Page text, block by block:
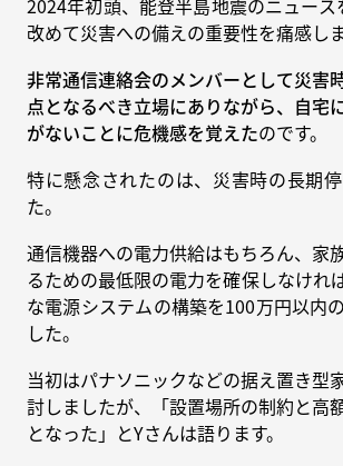
改めて災害への備えの重要性を痛感し
非常通信連絡会のメンバーとして災害
点となるべき立場にありながら、自宅
がないことに危機感を覚えたのです。
特に懸念されたのは、災害時の長期
た。
通信機器への電力供給はもちろん、家
るための最低限の電力を確保しなけれ
な電源システムの構築を100万円以内
した。
当初はパナソニックなどの据え置き型
討しましたが、「設置場所の制約と高
となった」とYさんは語ります。